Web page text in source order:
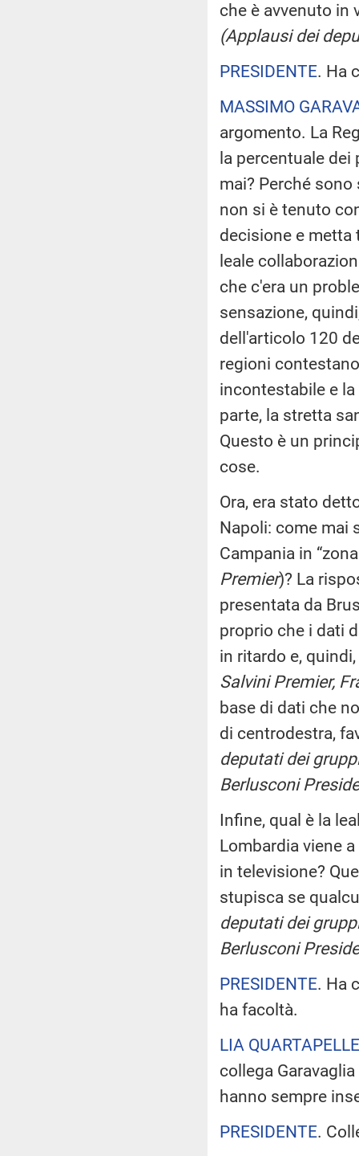
che è avvenuto in
(Applausi dei
PRESIDENTE. Ha
MASSIMO
argomento. La
la percentuale
mai? Perché
non si è tenuto
decisione e metta
leale
che c'era un
sensazione,
dell'articolo 120
regioni
incontestabile e
parte, la stretta
Questo è un
cose.
Ora, era stato
Napoli: come mai
Campania in
Premier)? La
presentata da
proprio che i dati
in ritardo e,
Salvini Premier,
base di dati che
di centrodestra,
deputati dei
Berlusconi
Infine, qual è la
Lombardia viene
in televisione?
stupisca se
deputati dei
Berlusconi
PRESIDENTE. Ha
ha facoltà.
LIA
collega
hanno sempre
PRESIDENTE.